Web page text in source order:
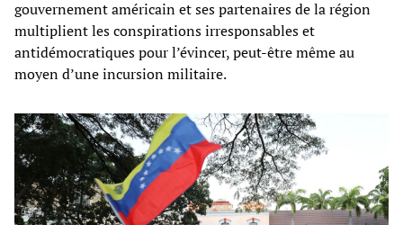
gouvernement américain et ses partenaires de la région
multiplient les conspirations irresponsables et
antidémocratiques pour l’évincer, peut-être même au
moyen d’une incursion militaire.